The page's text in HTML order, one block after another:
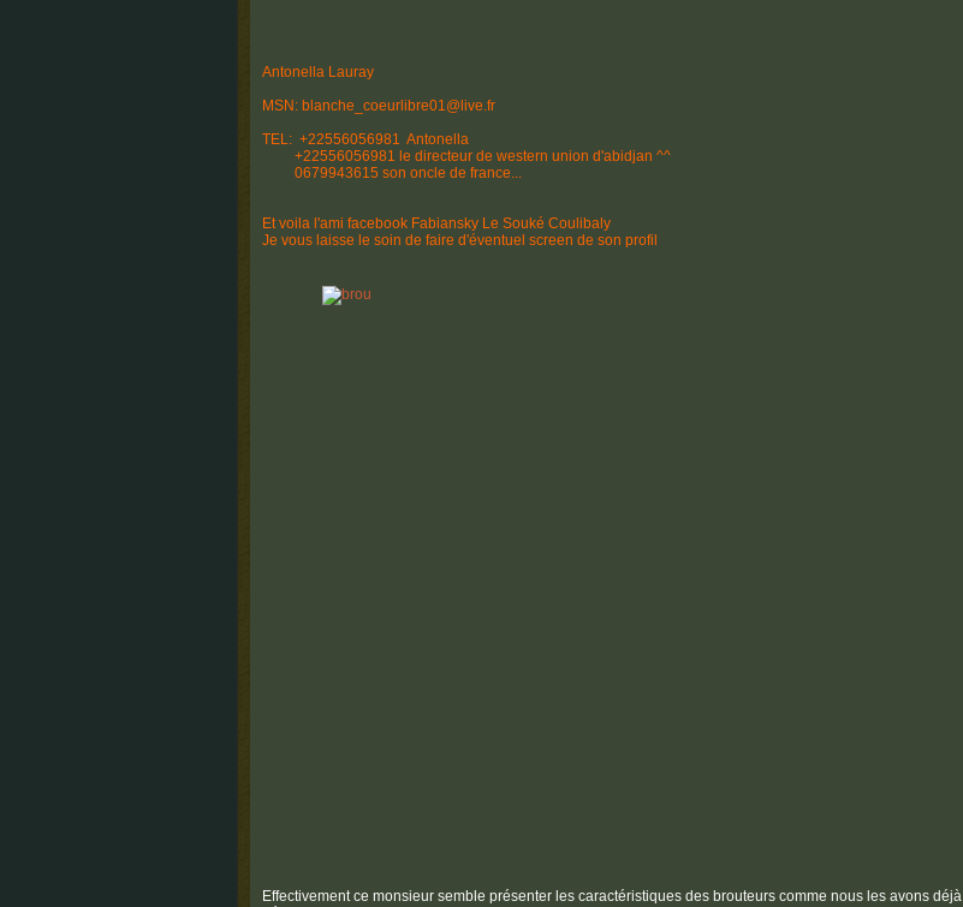
Antonella Lauray
MSN: blanche_coeurlibre01@live.fr
TEL: +22556056981 Antonella
+22556056981 le directeur de western union d'abidjan ^^
0679943615 son oncle de france...
Et voila l'ami facebook Fabiansky Le Souké Coulibaly
Je vous laisse le soin de faire d'éventuel screen de son profil
Effectivement ce monsieur semble présenter les caractéristiques des brouteurs comme nous les avons déjà